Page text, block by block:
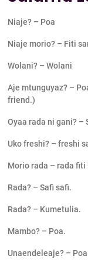
Niaje? – Poa
Niaje morio? – Fiti
Wolani? – Wolani
Aje mtunguyaz? –
friend.)
Oyaa rada ni gani? –
Uko freshi? – freshi
Morio rada – rada fiti
Rada? – Safi safi.
Rada? – Kumetulia.
Mambo? – Poa.
Unaendeleaje? –